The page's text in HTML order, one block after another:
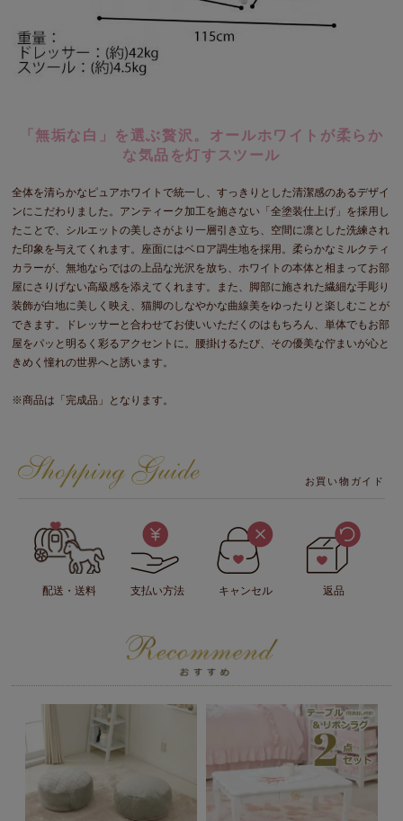
「無垢な白」を選ぶ贅沢。オールホワイトが柔らか
な気品を灯すスツール
全体を清らかなピュアホワイトで統一し、すっきりとした清潔感のあるデザイ
ンにこだわりました。アンティーク加工を施さない「全塗装仕上げ」を採用し
たことで、シルエットの美しさがより一層引き立ち、空間に凛とした洗練され
た印象を与えてくれます。座面にはベロア調生地を採用。柔らかなミルクティ
カラーが、無地ならではの上品な光沢を放ち、ホワイトの本体と相まってお部
屋にさりげない高級感を添えてくれます。また、脚部に施された繊細な手彫り
装飾が白地に美しく映え、猫脚のしなやかな曲線美をゆったりと楽しむことが
できます。ドレッサーと合わせてお使いいただくのはもちろん、単体でもお部
屋をパッと明るく彩るアクセントに。腰掛けるたび、その優美な佇まいが心と
きめく憧れの世界へと誘います。
※商品は「完成品」となります。
お買い物ガイド
配送・送料 支払い方法 キャンセル 返品